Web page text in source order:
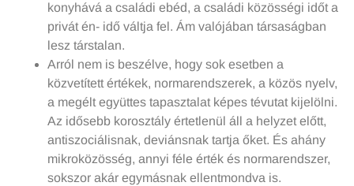
konyhává a családi ebéd, a családi közösségi időt a
privát én- idő váltja fel. Ám valójában társaságban
lesz társtalan.
Arról nem is beszélve, hogy sok esetben a
közvetített értékek, normarendszerek, a közös nyelv,
a megélt együttes tapasztalat képes tévutat kijelölni.
Az idősebb korosztály értetlenül áll a helyzet előtt,
antiszociálisnak, deviánsnak tartja őket. És ahány
mikroközösség, annyi féle érték és normarendszer,
sokszor akár egymásnak ellentmondva is.